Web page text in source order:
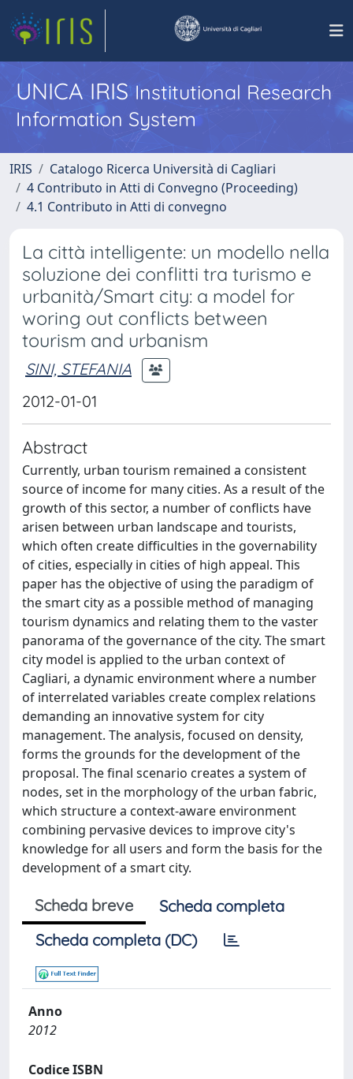
UNICA IRISInstitutional Research
Information System
IRIS
Catalogo Ricerca Università di Cagliari
4 Contributo in Atti di Convegno (Proceeding)
4.1 Contributo in Atti di convegno
La città intelligente: un modello nella
soluzione dei conflitti tra turismo e
urbanità/Smart city: a model for
woring out conflicts between
tourism and urbanism
SINI, STEFANIA
2012-01-01
Abstract
Currently, urban tourism remained a consistent
source of income for many cities. As a result of the
growth of this sector, a number of conflicts have
arisen between urban landscape and tourists,
which often create difficulties in the governability
of cities, especially in cities of high appeal. This
paper has the objective of using the paradigm of
the smart city as a possible method of managing
tourism dynamics and relating them to the vaster
panorama of the governance of the city. The smart
city model is applied to the urban context of
Cagliari, a dynamic environment where a number
of interrelated variables create complex relations
demanding an innovative system for city
management. The analysis, focused on density,
forms the grounds for the development of the
proposal. The final scenario creates a system of
nodes, set in the morphology of the urban fabric,
which structure a context-aware environment
combining pervasive devices to improve city's
knowledge for all users and form the basis for the
development of a smart city.
Scheda breve
Scheda completa
Scheda completa (DC)
Anno
2012
Codice ISBN